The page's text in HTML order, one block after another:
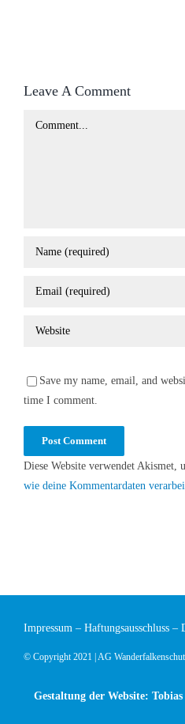
Leave A Comment
Comment
Save my name, email, and
time I comment.
Diese Website verwendet Akismet,
wie deine Kommentardaten
Impressum – Haftungsausschluss –
© Copyright 2021 | AG
Gestaltung der Website: Tobias